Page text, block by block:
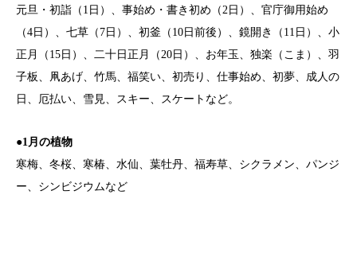
元旦・初詣（1日）、事始め・書き初め（2日）、官庁御用始め
（4日）、七草（7日）、初釜（10日前後）、鏡開き（11日）、小
正月（15日）、二十日正月（20日）、お年玉、独楽（こま）、羽
子板、凧あげ、竹馬、福笑い、初売り、仕事始め、初夢、成人の
日、厄払い、雪見、スキー、スケートなど。
●1月の植物
寒梅、冬桜、寒椿、水仙、葉牡丹、福寿草、シクラメン、パンジ
ー、シンビジウムなど